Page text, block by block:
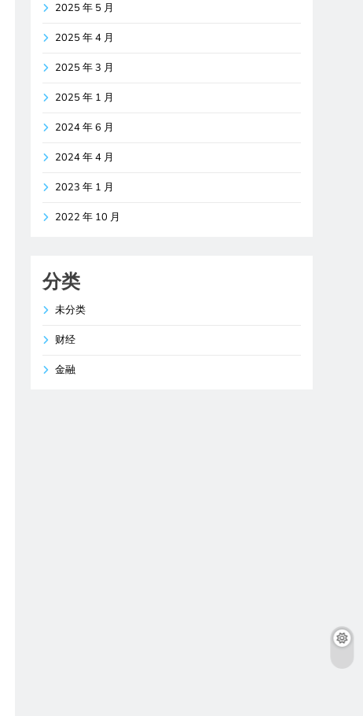
2025 年 5 月
2025 年 4 月
2025 年 3 月
2025 年 1 月
2024 年 6 月
2024 年 4 月
2023 年 1 月
2022 年 10 月
分类
未分类
财经
金融